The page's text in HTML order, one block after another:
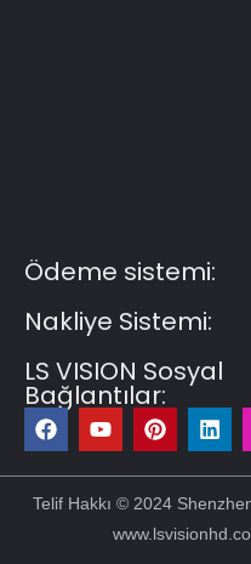
Ödeme sistemi:
Nakliye Sistemi:
LS VISION Sosyal
Bağlantılar:
F
a
c
e
b
Y
o
u
t
u
b
P
i
n
t
e
r
e
L
i
n
k
e
d
i
Telif Hakkı © 2024